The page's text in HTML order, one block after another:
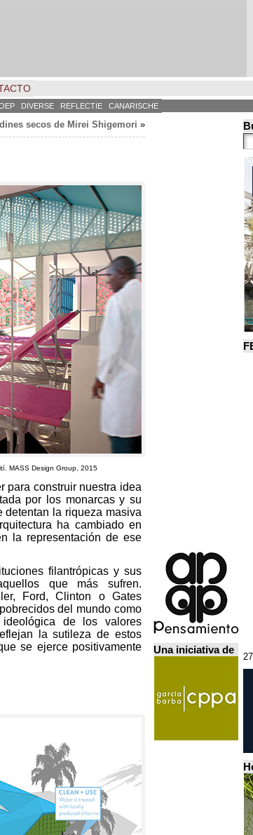
DIVERSE REFLECTIE CANARISCHE
secos de Mirei Shigemori »
MASS Design Group , 2015
para construir nuestra idea
por los monarcas y su
detentan la riqueza masiva
ha cambiado en
la representación de ese
filantrópicas y sus
que más sufren.
, Ford,Clinton o Gates
del mundo como
de los valores
la sutileza de estos
se ejerce positivamente
Una iniciativa de